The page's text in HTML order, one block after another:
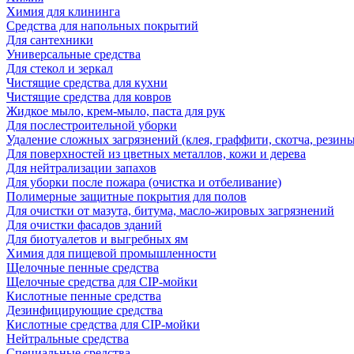
Химия для клининга
Средства для напольных покрытий
Для сантехники
Универсальные средства
Для стекол и зеркал
Чистящие средства для кухни
Чистящие средства для ковров
Жидкое мыло, крем-мыло, паста для рук
Для послестроительной уборки
Удаление сложных загрязнений (клея, граффити, скотча,
Для поверхностей из цветных металлов, кожи и дерева
Для нейтрализации запахов
Для уборки после пожара (очистка и отбеливание)
Полимерные защитные покрытия для полов
Для очистки от мазута, битума, масло-жировых загрязнений
Для очистки фасадов зданий
Для биотуалетов и выгребных ям
Химия для пищевой промышленности
Щелочные пенные средства
Щелочные средства для CIP-мойки
Кислотные пенные средства
Дезинфицирующие средства
Кислотные средства для CIP-мойки
Нейтральные средства